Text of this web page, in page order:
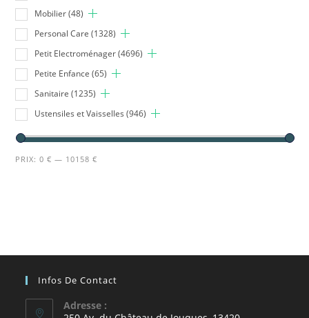
Mobilier (48)
Personal Care (1328)
Petit Electroménager (4696)
Petite Enfance (65)
Sanitaire (1235)
Ustensiles et Vaisselles (946)
PRIX:0 € — 10158 €
Infos De Contact
Adresse :